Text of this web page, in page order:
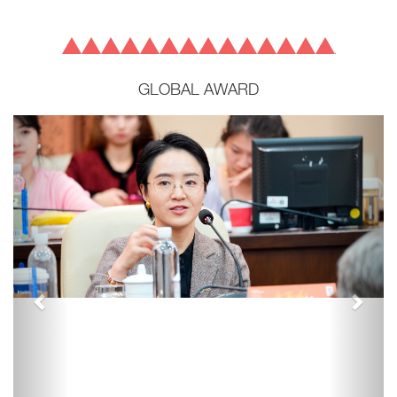
GLOBAL AWARD
Previous